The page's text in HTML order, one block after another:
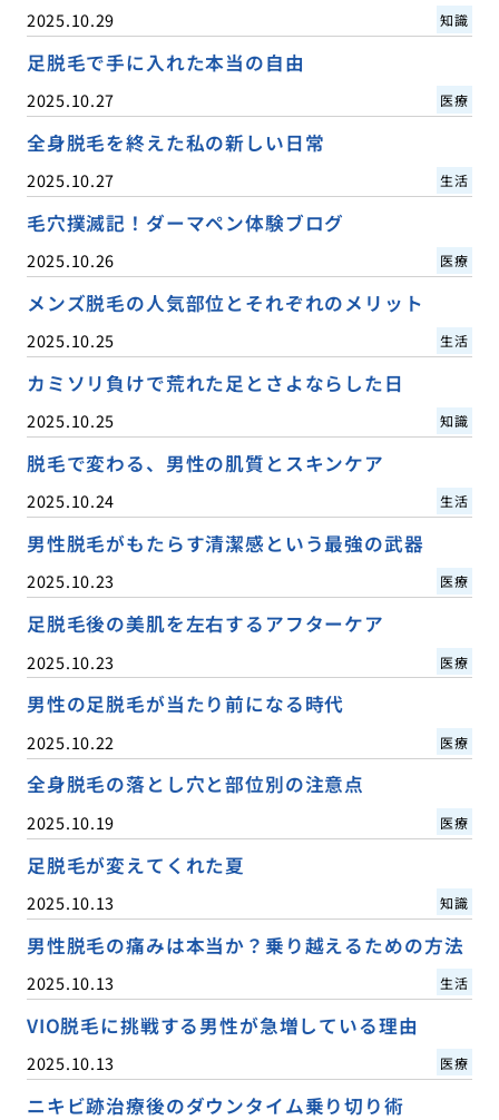
2025.10.29 知識
足脱毛で手に入れた本当の自由
2025.10.27 医療
全身脱毛を終えた私の新しい日常
2025.10.27 生活
毛穴撲滅記！ダーマペン体験ブログ
2025.10.26 医療
メンズ脱毛の人気部位とそれぞれのメリット
2025.10.25 生活
カミソリ負けで荒れた足とさよならした日
2025.10.25 知識
脱毛で変わる、男性の肌質とスキンケア
2025.10.24 生活
男性脱毛がもたらす清潔感という最強の武器
2025.10.23 医療
足脱毛後の美肌を左右するアフターケア
2025.10.23 医療
男性の足脱毛が当たり前になる時代
2025.10.22 医療
全身脱毛の落とし穴と部位別の注意点
2025.10.19 医療
足脱毛が変えてくれた夏
2025.10.13 知識
男性脱毛の痛みは本当か？乗り越えるための方法
2025.10.13 生活
VIO脱毛に挑戦する男性が急増している理由
2025.10.13 医療
ニキビ跡治療後のダウンタイム乗り切り術